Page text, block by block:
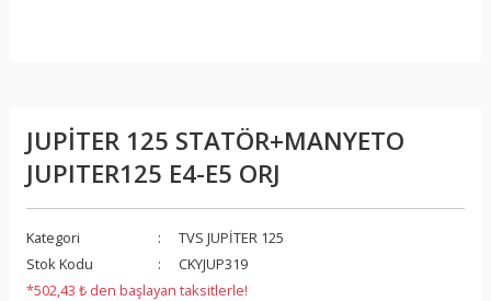
JUPİTER 125 STATÖR+MANYETO
JUPITER125 E4-E5 ORJ
Kategori
TVS JUPİTER 125
Stok Kodu
CKYJUP319
*502,43 ₺ den başlayan taksitlerle!